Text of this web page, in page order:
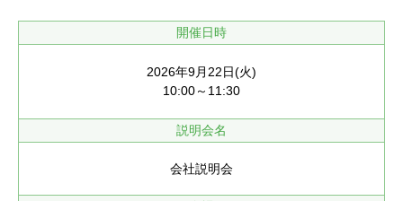
開催日時
2026年9月22日(火)
10:00～11:30
説明会名
会社説明会